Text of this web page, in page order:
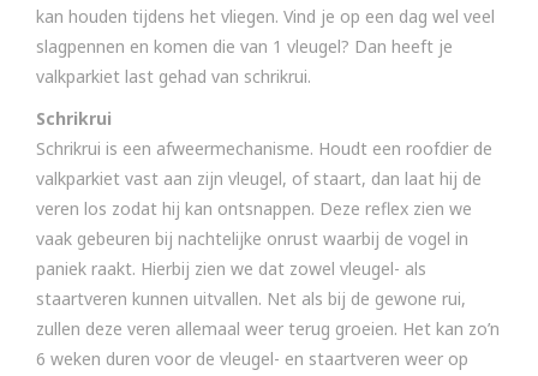
kan houden tijdens het vliegen. Vind je op een dag wel veel
slagpennen en komen die van 1 vleugel? Dan heeft je
valkparkiet last gehad van schrikrui.
Schrikrui
Schrikrui is een afweermechanisme. Houdt een roofdier de
valkparkiet vast aan zijn vleugel, of staart, dan laat hij de
veren los zodat hij kan ontsnappen. Deze reflex zien we
vaak gebeuren bij nachtelijke onrust waarbij de vogel in
paniek raakt. Hierbij zien we dat zowel vleugel- als
staartveren kunnen uitvallen. Net als bij de gewone rui,
zullen deze veren allemaal weer terug groeien. Het kan zo’n
6 weken duren voor de vleugel- en staartveren weer op